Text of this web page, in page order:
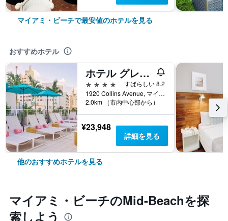
マイアミ・ビーチで最安値のホテルを見る
おすすめホテル
ホテル グレイストーン - アダルト オンリー
4つ星
すばらしい 8.2
1920 Collins Avenue, マイアミ・ビーチ, FL, アメリカ合衆国
2.0km （市内中心部から）
¥23,948
詳細を見る
他のおすすめホテルを見る
マイアミ・ビーチ​のMid-Beach​を探
索しよう